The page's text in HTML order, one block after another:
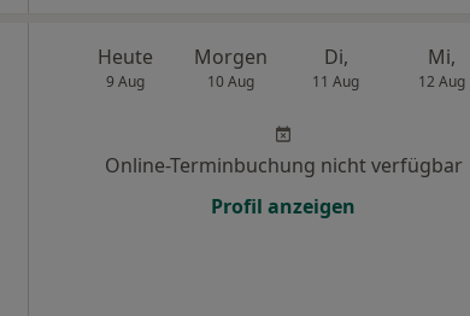
Heute
9 Aug
Morgen
10 Aug
Di,
11 Aug
Mi,
12 Aug
Online-Terminbuchung nicht verfügbar
Profil anzeigen